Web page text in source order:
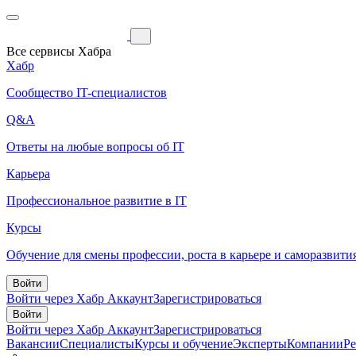
Все сервисы Хабра
Хабр
Сообщество IT-специалистов
Q&A
Ответы на любые вопросы об IT
Карьера
Профессиональное развитие в IT
Курсы
Обучение для смены профессии, роста в карьере и
Войти
Войти через Хабр АккаунтЗарегистрироваться
Войти
Войти через Хабр АккаунтЗарегистрироваться
ВакансииСпециалистыКурсы и обучениеЭкспертыКомпании